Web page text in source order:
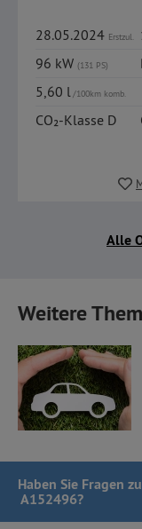
28.05.2024 Erstzul.
96 kW (131 PS)
5,60 l/100km komb.
CO₂-Klasse D
Alle
Weitere
Haben Sie Fragen
A152496?